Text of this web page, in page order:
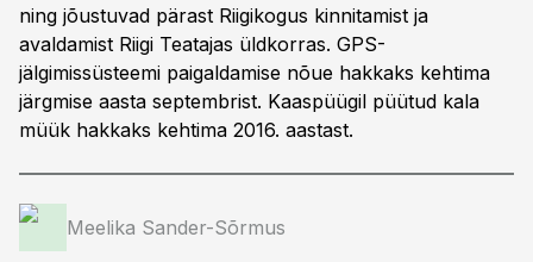
ning jõustuvad pärast Riigikogus kinnitamist ja
avaldamist Riigi Teatajas üldkorras. GPS-
jälgimissüsteemi paigaldamise nõue hakkaks kehtima
järgmise aasta septembrist. Kaaspüügil püütud kala
müük hakkaks kehtima 2016. aastast.
Meelika Sander-Sõrmus